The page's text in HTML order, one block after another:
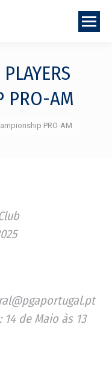
PRO-AM
PRO-AM
de Maio às 13